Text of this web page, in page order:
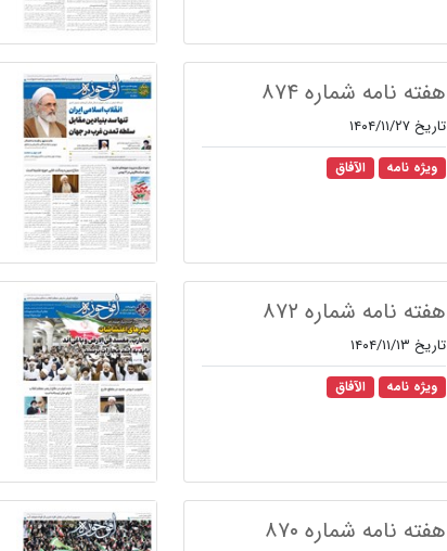
هفته نامه شماره ۸۷۴
تاریخ ۱۴۰۴/۱۱/۲۷
ویژه نامه الآفاق
هفته نامه شماره ۸۷۲
تاریخ ۱۴۰۴/۱۱/۱۳
ویژه نامه الآفاق
هفته نامه شماره ۸۷۰